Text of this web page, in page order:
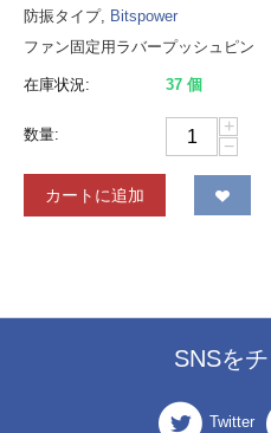
防振タイプ, Bitspower
ファン固定用ラバープッシュピン
在庫状況: 37 個
数量:
+
−
カートに追加
SNSを
Twitter